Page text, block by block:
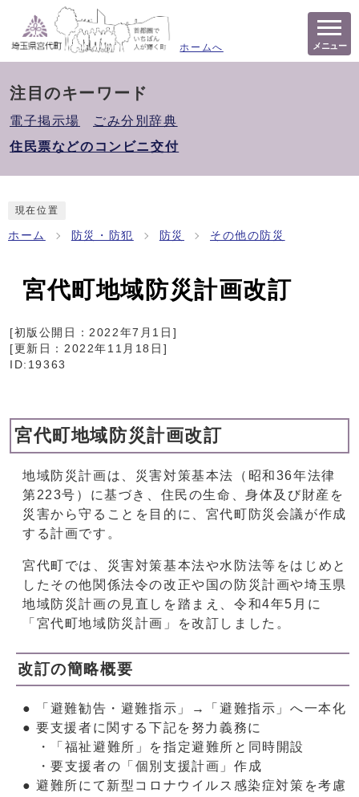
ホームへ メニュー
注目のキーワード
電子掲示場
ごみ分別辞典
住民票などのコンビニ交付
現在位置
ホーム 防災・防犯 防災 その他の防災
宮代町地域防災計画改訂
[初版公開日：2022年7月1日 ]
[更新日： 2022年11月18日 ]
ID:19363
宮代町地域防災計画改訂
地域防災計画は、災害対策基本法（昭和36年法律
第223号）に基づき、住民の生命、身体及び財産を
災害から守ることを目的に、宮代町防災会議が作成
する計画です。
宮代町では、災害対策基本法や水防法等をはじめと
したその他関係法令の改正や国の防災計画や埼玉県
地域防災計画の見直しを踏まえ、令和4年5月に
「宮代町地域防災計画」を改訂しました。
改訂の簡略概要
● 「避難勧告・避難指示」→「避難指示」へ一本化
● 要支援者に関する下記を努力義務に
・「福祉避難所」を指定避難所と同時開設
・要支援者の「個別支援計画」作成
● 避難所にて新型コロナウイルス感染症対策を考慮